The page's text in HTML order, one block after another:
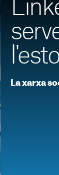
La xarxa